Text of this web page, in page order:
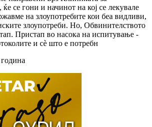
ќе се гони и начинот на кој се лекувале
на злоупотребите кои беа видливи,
злоупотреби. Но, Обвинителството
Пристап во насока на испитување -
и сѐ што е потребн